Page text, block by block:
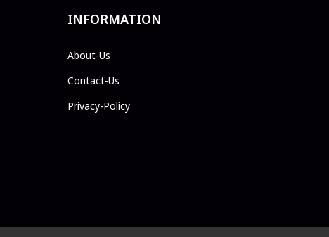
INFORMATION
About-Us
Contact-Us
Privacy-Policy